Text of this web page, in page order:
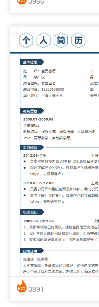
简历风格： 时尚 / 简洁 / 应届生
简历风格： 简洁 / 时尚 / 应届生
3891